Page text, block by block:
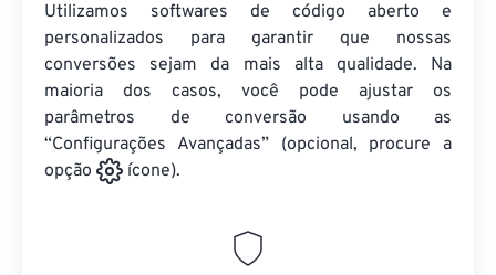
Utilizamos softwares de código aberto e
personalizados para garantir que nossas
conversões sejam da mais alta qualidade. Na
maioria dos casos, você pode ajustar os
parâmetros de conversão usando as
“Configurações Avançadas” (opcional, procure a
opção
ícone).